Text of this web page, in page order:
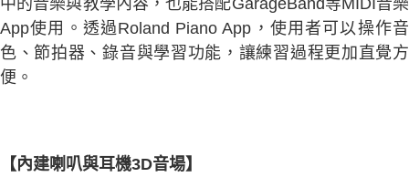
App使用。透過Roland Piano App，使用者可以操作音
色、節拍器、錄音與學習功能，讓練習過程更加直覺方
便。
【內建喇叭與耳機3D音場】